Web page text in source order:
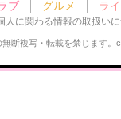
ブ グルメ ラ
人に関わる情報の取扱い
断複写・転載を禁じます。